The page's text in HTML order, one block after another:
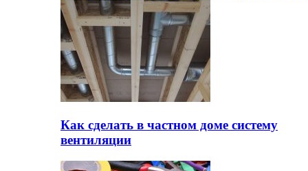
Как сделать в частном доме систему
вентиляции